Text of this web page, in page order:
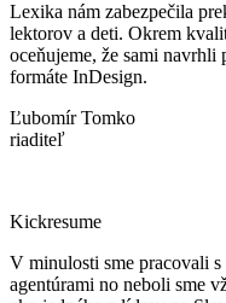
Lexika nám zabezpečila
lektorov a deti. Okrem
oceňujeme, že sami
formáte InDesign.
Ľubomír Tomko
riaditeľ
Kickresume
V minulosti sme pracovali
agentúrami no neboli sme